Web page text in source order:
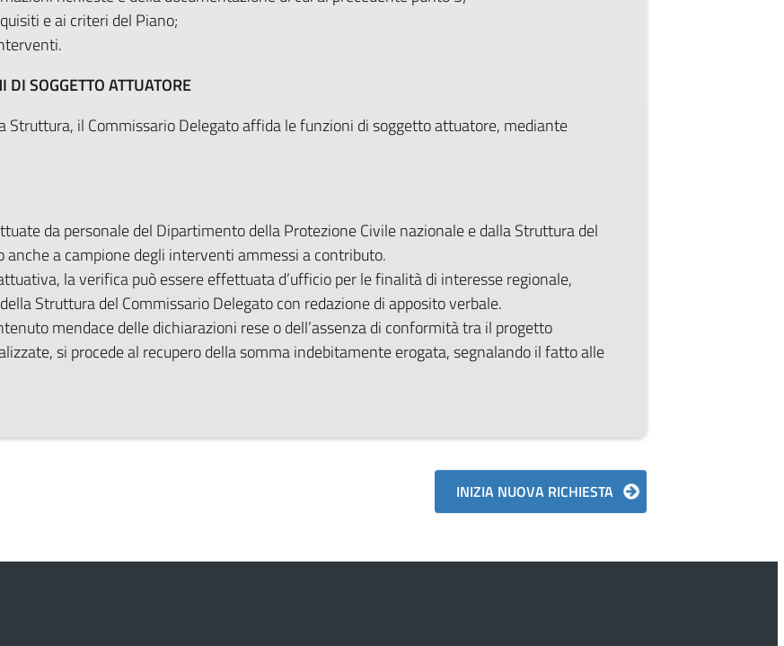
e ai criteri del Piano;
SOGGETTO ATTUATORE
Struttura, il Commissario Delegato affida le funzioni di soggetto attuatore, mediante
da personale del Dipartimento della Protezione Civile nazionale e dalla Struttura del
anche a campione degli interventi ammessi a contributo.
la verifica può essere effettuata d’ufficio per le finalità di interesse regionale,
Struttura del Commissario Delegato con redazione di apposito verbale.
mendace delle dichiarazioni rese o dell’assenza di conformità tra il progetto
si procede al recupero della somma indebitamente erogata, segnalando il fatto alle